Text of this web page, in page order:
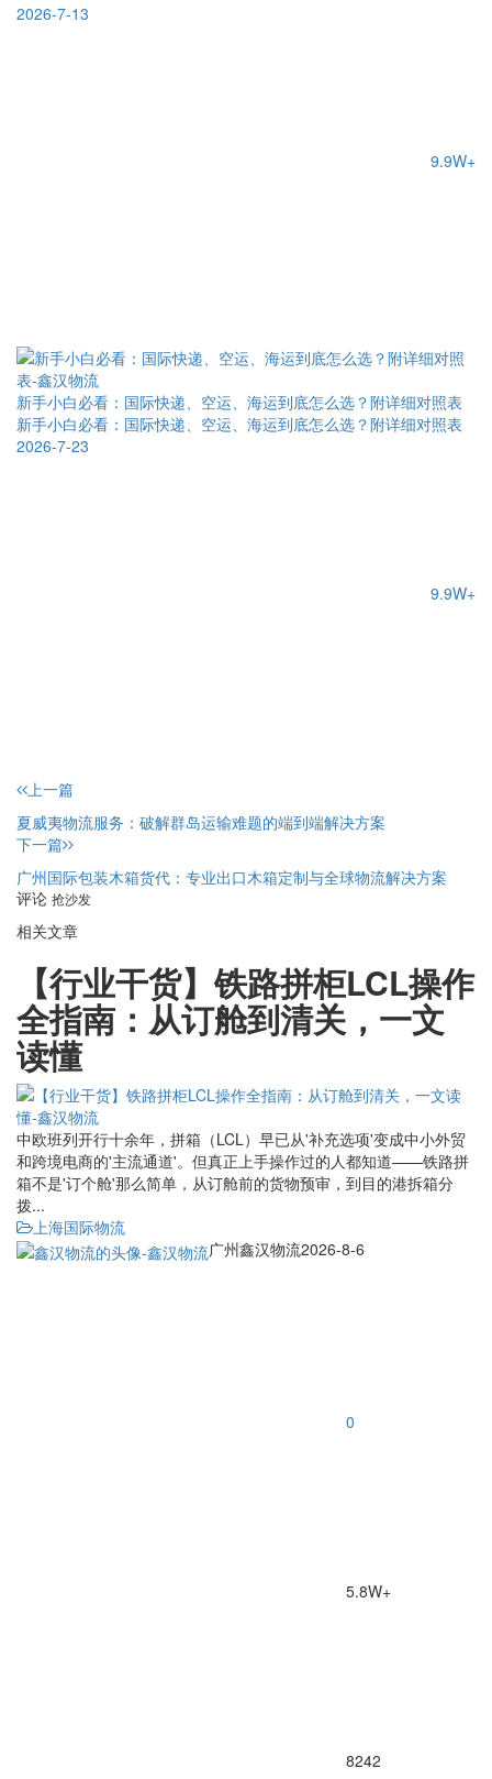
2026-7-13
9.9W+
新手小白必看：国际快递、空运、海运到底怎么选？附详细对照表
新手小白必看：国际快递、空运、海运到底怎么选？附详细对照表
2026-7-23
9.9W+
上一篇
夏威夷物流服务：破解群岛运输难题的端到端解决方案
下一篇
广州国际包装木箱货代：专业出口木箱定制与全球物流解决方案
评论 抢沙发
相关文章
【行业干货】铁路拼柜LCL操作
全指南：从订舱到清关，一文
读懂
中欧班列开行十余年，拼箱（LCL）早已从'补充选项'变成中小外贸
和跨境电商的'主流通道'。但真正上手操作过的人都知道——铁路拼
箱不是'订个舱'那么简单，从订舱前的货物预审，到目的港拆箱分
拨...
上海国际物流
广州鑫汉物流2026-8-6
0
5.8W+
8242